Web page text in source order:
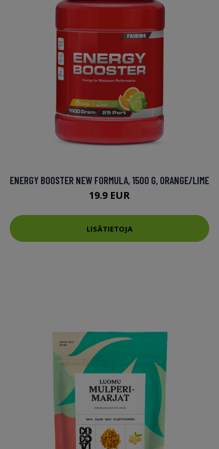
ENERGY BOOSTER NEW FORMULA, 1500 G, ORANGE/LIME
19.9 EUR
LISÄTIETOJA